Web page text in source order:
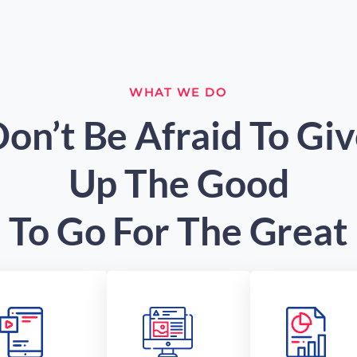
WHAT WE DO
Be Afraid To
Up The Good
To Go For The Great